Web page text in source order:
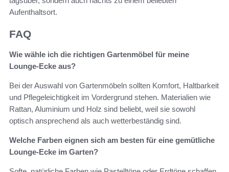
Aufenthaltsort.
FAQ
Wie wähle ich die richtigen Gartenmöbel für meine
Lounge-Ecke aus?
Bei der Auswahl von Gartenmöbeln sollten Komfort, Haltbarkeit
und Pflegeleichtigkeit im Vordergrund stehen. Materialien wie
Rattan, Aluminium und Holz sind beliebt, weil sie sowohl
optisch ansprechend als auch wetterbeständig sind.
Welche Farben eignen sich am besten für eine gemütliche
Lounge-Ecke im Garten?